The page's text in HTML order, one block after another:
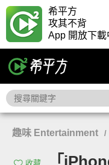
希平方
攻其不背
App 開放下載
趣味 Entertainment /
收藏
「